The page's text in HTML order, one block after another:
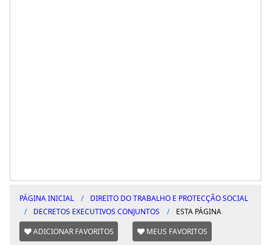
PÁGINA INICIAL
DIREITO DO TRABALHO E PROTECÇÃO SOCIAL
DECRETOS EXECUTIVOS CONJUNTOS
ESTA PÁGINA
ADICIONAR FAVORITOS
MEUS FAVORITOS